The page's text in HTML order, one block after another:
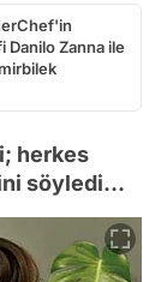
Danilo Zanna ile
herkes
söyledi...